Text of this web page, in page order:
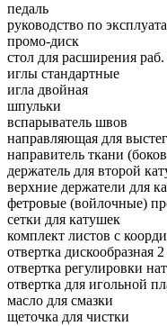
педаль
руководство по
промо-диск
стол для расширения
иглы стандартные
игла двойная
шпульки
вспарыватель швов
направляющая для
направитель ткани
держатель для второй
верхние держатели для
фетровые (войлочные)
сетки для катушек
комплект листов с
отвертка дискообразная 2
отвертка регулировки
отвертка для игольной
масло для смазки
щеточка для чистки